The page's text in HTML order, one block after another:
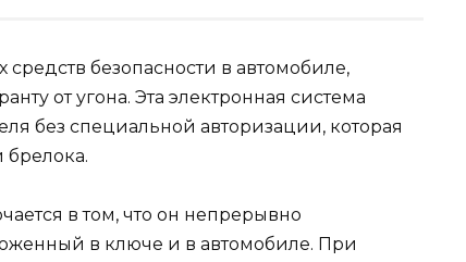
безопасности в автомобиле,
от угона. Эта электронная система
без специальной авторизации, которая
в том, что он непрерывно
в ключе и в автомобиле. При